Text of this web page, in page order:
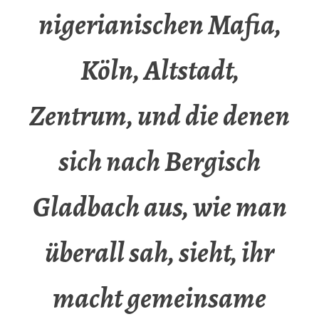
nigerianischen Mafia,
Köln, Altstadt,
Zentrum, und die denen
sich nach Bergisch
Gladbach aus, wie man
überall sah, sieht, ihr
macht gemeinsame